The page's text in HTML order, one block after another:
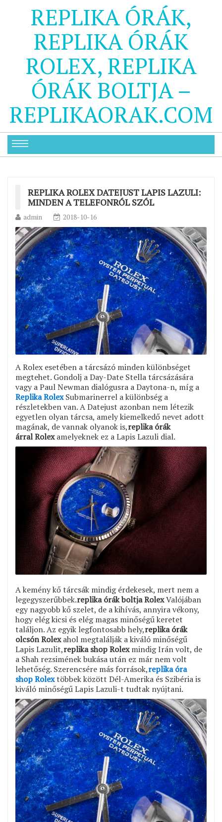
REPLIKA ÓRÁK,
REPLIKA ÓRÁK
ROLEX, REPLIKA
ÓRÁK BOLTJA –
REPLIKAORAK.COM
REPLIKA ROLEX DATEJUST LAPIS LAZULI:
MINDEN A TELEFONRÓL SZÓL
admin 2018-10-16
A Rolex esetében a tárcsázó minden különbséget
megtehet. Gondolj a Day-Date Stella tárcsázására
vagy a Paul Newman dialógusra a Daytona-n, míg a
Replika RolexSubmarinerrel a különbség a
részletekben van. A Datejust azonban nem létezik
egyetlen olyan tárcsa, amely kiemelkedő nevet adott
magának, de vannak olyanok is,replika órák
árral Rolexamelyeknek ez a Lapis Lazuli dial.
A kemény kő tárcsák mindig érdekesek, mert nem a
legegyszerűbbek.replika órák boltja RolexValójában
egy nagyobb kő szelet, de a kihívás, annyira vékony,
hogy elég kicsi és elég magas minőségű keretet
találjon. Az egyik legfontosabb hely,replika órák
olcsón Rolexahol megtalálják a kiváló minőségű
Lapis Lazulit,replika shop Rolexmindig Irán volt, de
a Shah rezsimének bukása után ez már nem volt
lehetőség. Szerencsére más források,replika óra
shop Rolextöbbek között Dél-Amerika és Szibéria is
kiváló minőségű Lapis Lazuli-t tudtak nyújtani.